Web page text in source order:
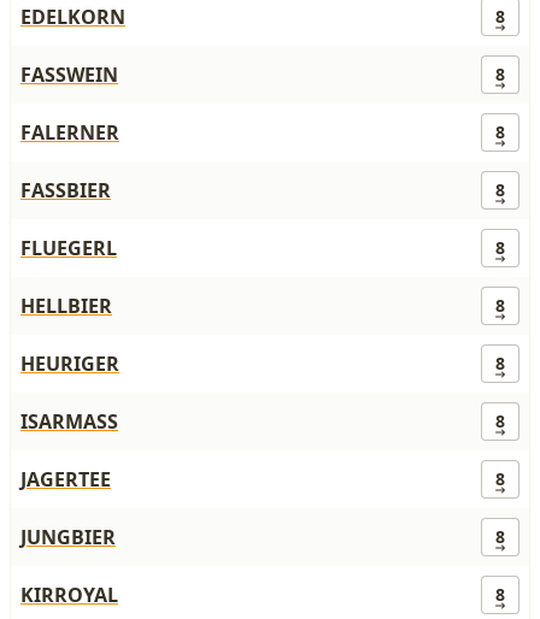
EDELKORN 8
FASSWEIN 8
FALERNER 8
FASSBIER 8
FLUEGERL 8
HELLBIER 8
HEURIGER 8
ISARMASS 8
JAGERTEE 8
JUNGBIER 8
KIRROYAL 8